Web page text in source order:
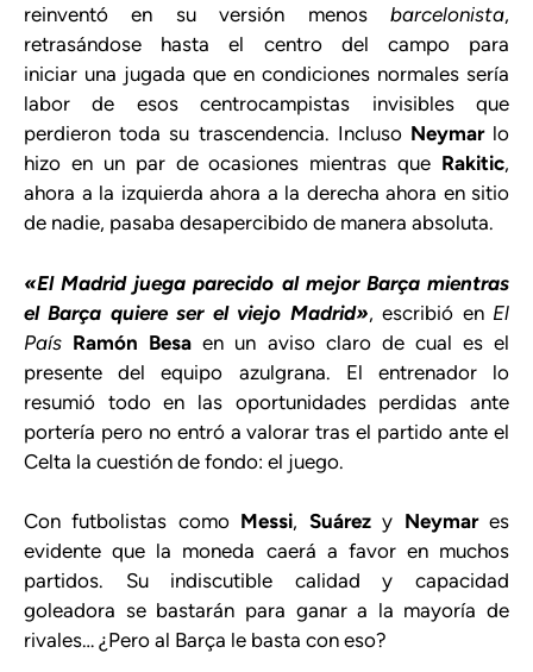
reinventó en su versión menos barcelonista,
retrasándose hasta el centro del campo para
iniciar una jugada que en condiciones normales sería
labor de esos centrocampistas invisibles que
perdieron toda su trascendencia. Incluso Neymarlo
hizo en un par de ocasiones mientras que Rakitic,
ahora a la izquierda ahora a la derecha ahora en sitio
de nadie, pasaba desapercibido de manera absoluta.
«El Madrid juega parecido al mejor Barça mientras
el Barça quiere ser el viejo Madrid», escribió en El
País Ramón Besa en un aviso claro de cual es el
presente del equipo azulgrana. El entrenador lo
resumió todo en las oportunidades perdidas ante
portería pero no entró a valorar tras el partido ante el
Celta la cuestión de fondo: el juego.
Con futbolistas como Messi, Suárezy Neymares
evidente que la moneda caerá a favor en muchos
partidos. Su indiscutible calidad y capacidad
goleadora se bastarán para ganar a la mayoría de
rivales… ¿Pero al Barça le basta con eso?